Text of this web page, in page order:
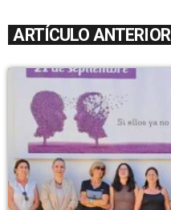
ARTÍCULO ANTERIOR